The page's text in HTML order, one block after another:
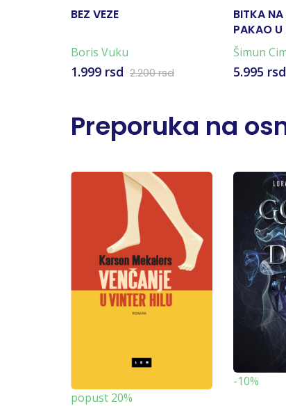
BEZ VEZE
Boris Vuku
1.999 rsd 2.200 rsd
BITKA
PAKAO
KARTA)
Šimun
5.995 rsd
Preporuka na
popust 20%
-10%